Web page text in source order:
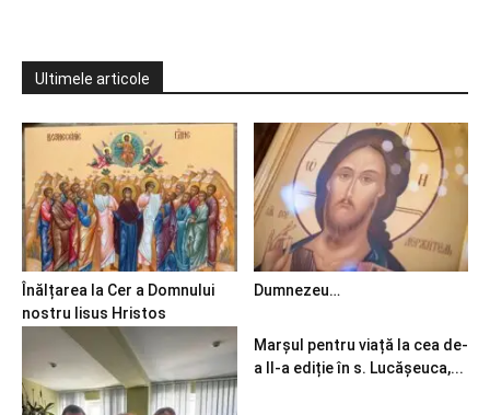
Ultimele articole
Înălțarea la Cer a Domnului
nostru Iisus Hristos
Dumnezeu…
Marșul pentru viață la cea de-
a II-a ediție în s. Lucășeuca,...